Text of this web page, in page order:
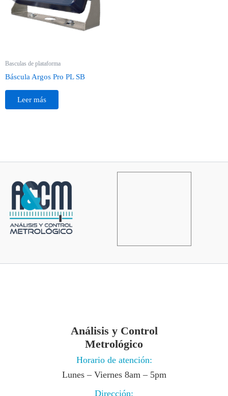
Basculas de plataforma
Báscula Argos Pro PL SB
Leer más
Análisis y Control
Metrológico
Horario de atención:
Lunes – Viernes 8am – 5pm
Dirección: